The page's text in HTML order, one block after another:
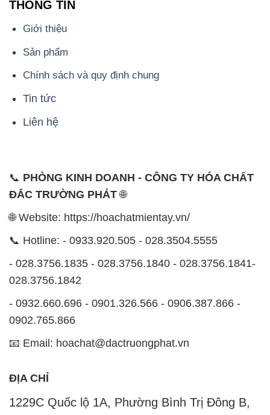
Tin tức
Liên hệ
📞
PHÒNG KINH DOANH - CÔNG TY HÓA CHẤT
ĐẮC TRƯỜNG PHÁT
- 028.3756.1835 - 028.3756.1840 - 028.3756.1841-
0902.765.866
📧 Email: hoachat@dactruongphat.vn
ĐỊA CHỈ
1229C Quốc lộ 1A, Phường Bình Trị Đông B,
Quận Bình Tân, TP. Hồ Chí Minh
CÔNG TY XNK TM SX HÓA CHẤT ĐẮC TRƯỜNG